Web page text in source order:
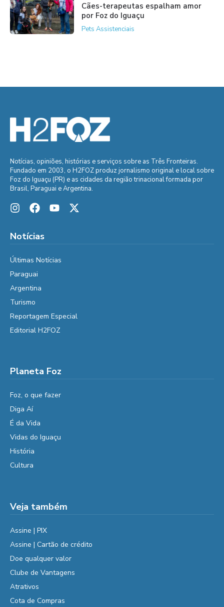
Cães-terapeutas espalham amor
por Foz do Iguaçu
Pets Assistenciais
Notícias, opiniões, histórias e serviços sobre as Três Fronteiras.
Fundado em 2003, o H2FOZ produz jornalismo original e local sobre
Foz do Iguaçu (PR) e as cidades da região trinacional formada por
Brasil, Paraguai e Argentina.
Notícias
Últimas Notícias
Paraguai
Argentina
Turismo
Reportagem Especial
Editorial H2FOZ
Planeta Foz
Foz, o que fazer
Diga Aí
É da Vida
Vidas do Iguaçu
História
Cultura
Veja também
Assine | PIX
Assine | Cartão de crédito
Doe qualquer valor
Clube de Vantagens
Atrativos
Cota de Compras